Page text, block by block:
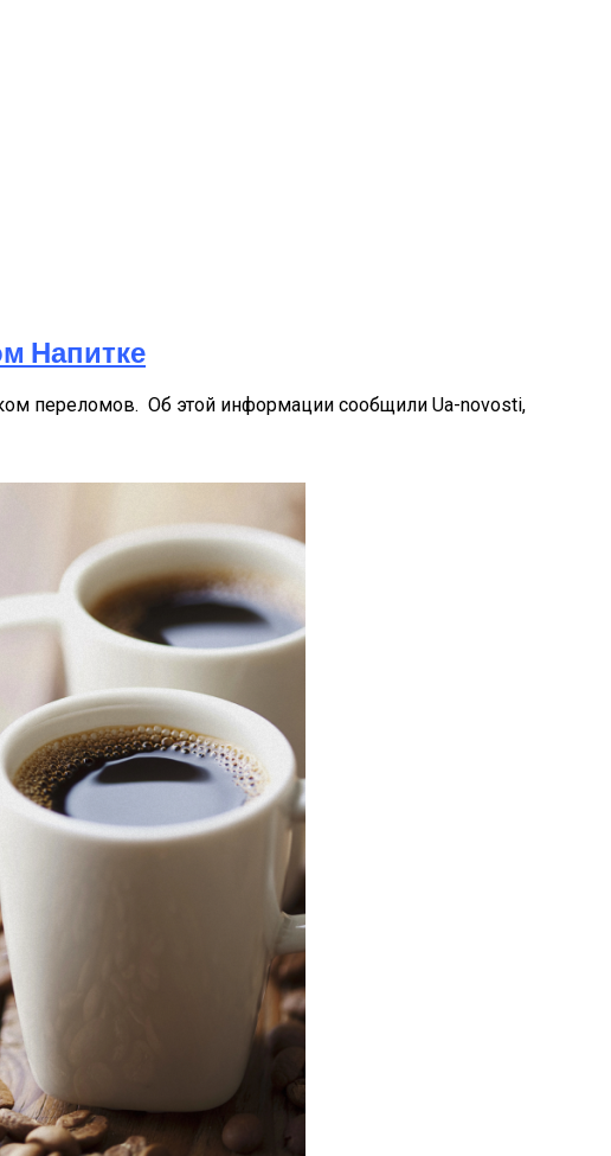
Напитке
переломов. Об этой информации сообщили Ua-novosti,